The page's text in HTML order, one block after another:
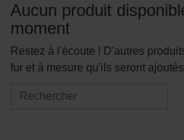
Aucun produit
moment
Restez à l'écoute ! D'autres
fur et à mesure qu'ils seront